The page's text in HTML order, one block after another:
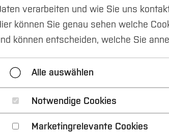
verarbeiten und wie Sie uns
können Sie genau sehen welche
können entscheiden, welche Sie
Alle auswählen
Notwendige Cookies
Marketingrelevante Cookies